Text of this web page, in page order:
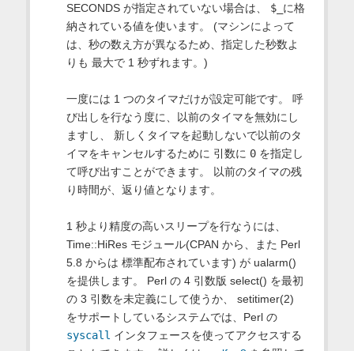
SECONDS が指定されていない場合は、 $_ に格
納されている値を使います。 (マシンによって
は、秒の数え方が異なるため、指定した秒数よ
りも 最大で 1 秒ずれます。)
一度には 1 つのタイマだけが設定可能です。 呼
び出しを行なう度に、以前のタイマを無効にし
ますし、 新しくタイマを起動しないで以前のタ
イマをキャンセルするために 引数に 0を指定し
て呼び出すことができます。 以前のタイマの残
り時間が、返り値となります。
1 秒より精度の高いスリープを行なうには、
Time::HiRes モジュール(CPAN から、また Perl
5.8 からは 標準配布されています) が ualarm()
を提供します。 Perl の 4 引数版 select() を最初
の 3 引数を未定義にして使うか、 setitimer(2)
をサポートしているシステムでは、Perl の
syscall インタフェースを使ってアクセスする